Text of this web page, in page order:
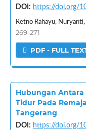
DOI: https://doi.org/
Retno Rahayu,
269-271
PDF - FULL
Hubungan Antara
Tidur Pada
Tangerang
DOI: https://doi.org/